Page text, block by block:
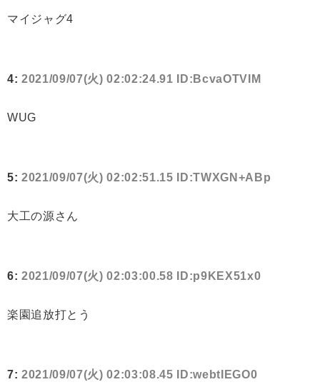
マイジャグ4
4: 2021/09/07(火) 02:02:24.91 ID:BcvaOTVIM
WUG
5: 2021/09/07(火) 02:02:51.15 ID:TWXGN+ABp
大工の源さん
6: 2021/09/07(火) 02:03:00.58 ID:p9KEX51x0
楽園追放打とう
7: 2021/09/07(火) 02:03:08.45 ID:webtIEGO0